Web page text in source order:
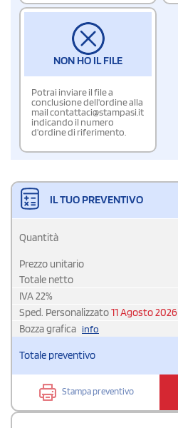
NON HO IL FILE
Potrai inviare il file a
conclusione dell'ordine alla
mail contattaci@stampasi.it
indicando il numero
d'ordine di riferimento.
IL TUO PREVENTIVO
Quantità
Prezzo unitario
Totale netto
IVA22%
Sped. Personalizzato11 Agosto 2026
Bozza grafica info
Totale preventivo
Stampa preventivo